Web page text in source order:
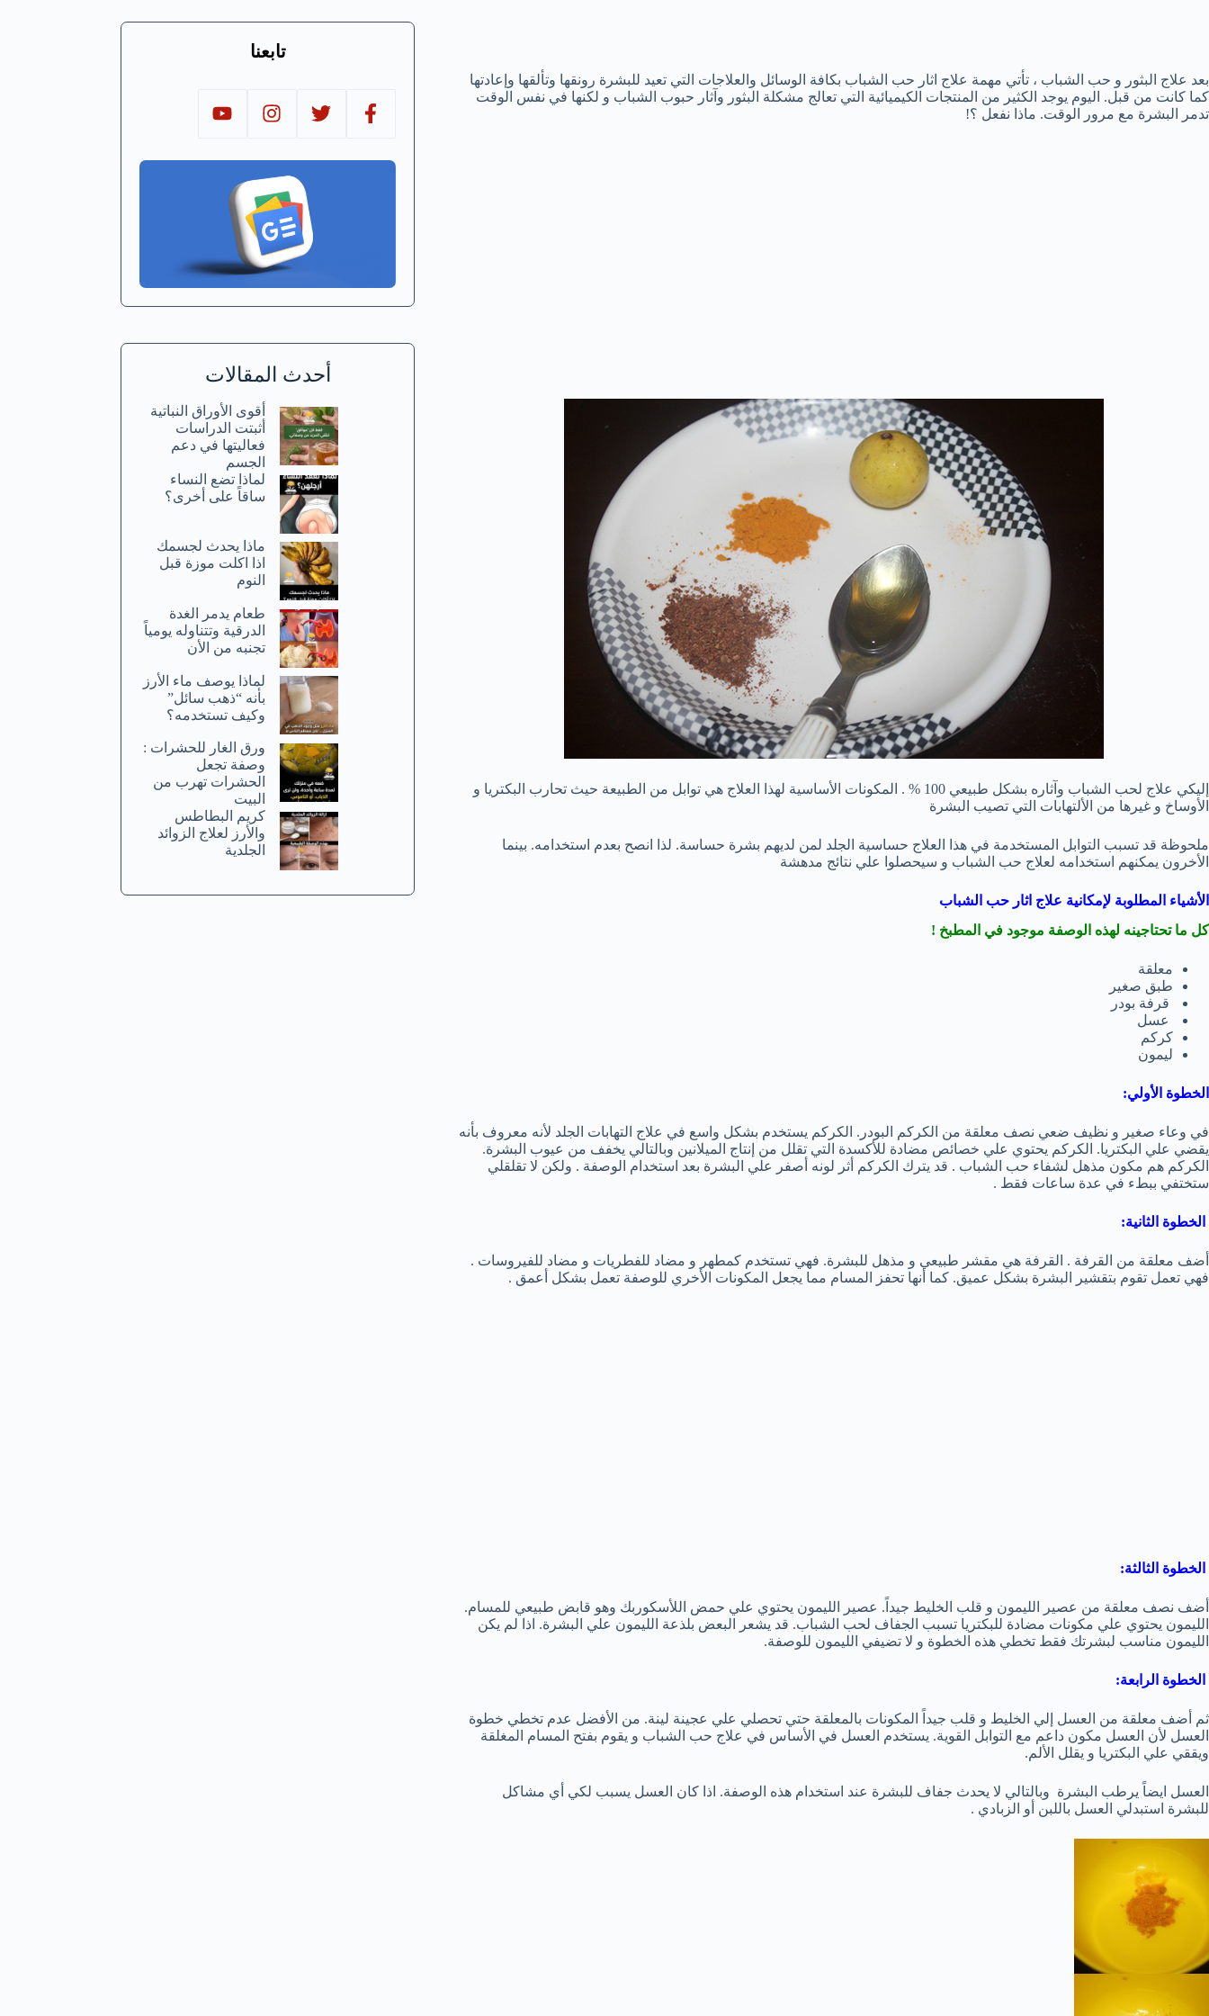
بعد علاج البثور و حب الشباب ، تأتي مهمة علاج اثار حب الشباب بكافة الوسائل والعلاجات التي تعيد للبشرة رونقها وتألقها وإعادتها
كما كانت من قبل. اليوم يوجد الكثير من المنتجات الكيميائية التي تعالج مشكلة البثور وآثار حبوب الشباب و لكنها في نفس الوقت
تدمر البشرة مع مرور الوقت. ماذا نفعل ؟!
إليكي علاج لحب الشباب وآثاره بشكل طبيعي 100 % . المكونات الأساسية لهذا العلاج هي توابل من الطبيعة حيث تحارب البكتريا و
الأوساخ و غيرها من الألتهابات التي تصيب البشرة
ملحوظة قد تسبب التوابل المستخدمة في هذا العلاج حساسية الجلد لمن لديهم بشرة حساسة. لذا انصح بعدم استخدامه. بينما
الأخرون يمكنهم استخدامه لعلاج حب الشباب و سيحصلوا علي نتائج مدهشة
الأشياء المطلوبة لإمكانية علاج اثار حب الشباب
كل ما تحتاجينه لهذه الوصفة موجود في المطبخ !
معلقة
طبق صغير
قرفة بودر
عسل
كركم
ليمون
الخطوة الأولي:
في وعاء صغير و نظيف ضعي نصف معلقة من الكركم البودر. الكركم يستخدم بشكل واسع في علاج التهابات الجلد لأنه معروف بأنه
يقضي علي البكتريا. الكركم يحتوي علي خصائص مضادة للأكسدة التي تقلل من إنتاج الميلانين وبالتالي يخفف من عيوب البشرة.
الكركم هم مكون مذهل لشفاء حب الشباب . قد يترك الكركم أثر لونه أصفر علي البشرة بعد استخدام الوصفة . ولكن لا تقلقلي
ستختفي ببطء في عدة ساعات فقط .
الخطوة الثانية:
أضف معلقة من القرفة . القرفة هي مقشر طبيعي و مذهل للبشرة. فهي تستخدم كمطهر و مضاد للفطريات و مضاد للفيروسات .
فهي تعمل تقوم بتقشير البشرة بشكل عميق. كما أنها تحفز المسام مما يجعل المكونات الأخري للوصفة تعمل بشكل أعمق .
الخطوة الثالثة:
أضف نصف معلقة من عصير الليمون و قلب الخليط جيداً. عصير الليمون يحتوي علي حمض اللأسكوربك وهو قابض طبيعي للمسام.
الليمون يحتوي علي مكونات مضادة للبكتريا تسبب الجفاف لحب الشباب. قد يشعر البعض بلذعة الليمون علي البشرة. اذا لم يكن
الليمون مناسب لبشرتك فقط تخطي هذه الخطوة و لا تضيفي الليمون للوصفة.
الخطوة الرابعة:
ثم أضف معلقة من العسل إلي الخليط و قلب جيداً المكونات بالمعلقة حتي تحصلي علي عجينة لينة. من الأفضل عدم تخطي خطوة
العسل لأن العسل مكون داعم مع التوابل القوية. يستخدم العسل في الأساس في علاج حب الشباب و يقوم بفتح المسام المغلقة
ويققي علي البكتريا و يقلل الألم.
العسل ايضاً يرطب البشرة وبالتالي لا يحدث جفاف للبشرة عند استخدام هذه الوصفة. اذا كان العسل يسبب لكي أي مشاكل
للبشرة استبدلي العسل باللبن أو الزبادي .
تابعنا
أحدث المقالات
أقوى الأوراق النباتية
أثبتت الدراسات
فعاليتها في دعم
الجسم
لماذا تضع النساء
ساقاً على أخرى؟
ماذا يحدث لجسمك
اذا اكلت موزة قبل
النوم
طعام يدمر الغدة
الدرقية وتتناوله يومياً
تجنبه من الأن
لماذا يوصف ماء الأرز
بأنه “ذهب سائل”
وكيف تستخدمه؟
ورق الغار للحشرات :
وصفة تجعل
الحشرات تهرب من
البيت
كريم البطاطس
والأرز لعلاج الزوائد
الجلدية